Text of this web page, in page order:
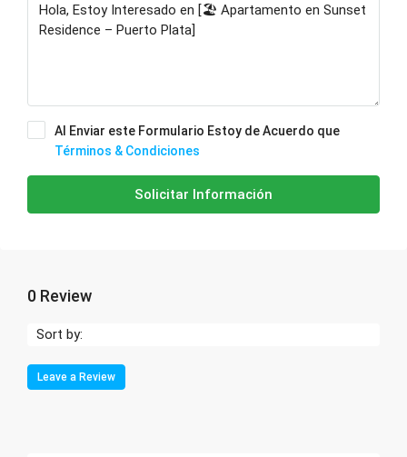
Al Enviar este Formulario Estoy de Acuerdo que
Términos & Condiciones
Solicitar Información
0 Review
Sort by:
Leave a Review